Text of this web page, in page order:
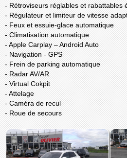
- Rétroviseurs réglables et rabattables
- Régulateur et limiteur de vitesse
- Feux et essuie-glace automatique
- Climatisation automatique
- Apple Carplay – Android Auto
- Navigation - GPS
- Frein de parking automatique
- Radar AV/AR
- Virtual Cokpit
- Attelage
- Caméra de recul
- Roue de secours